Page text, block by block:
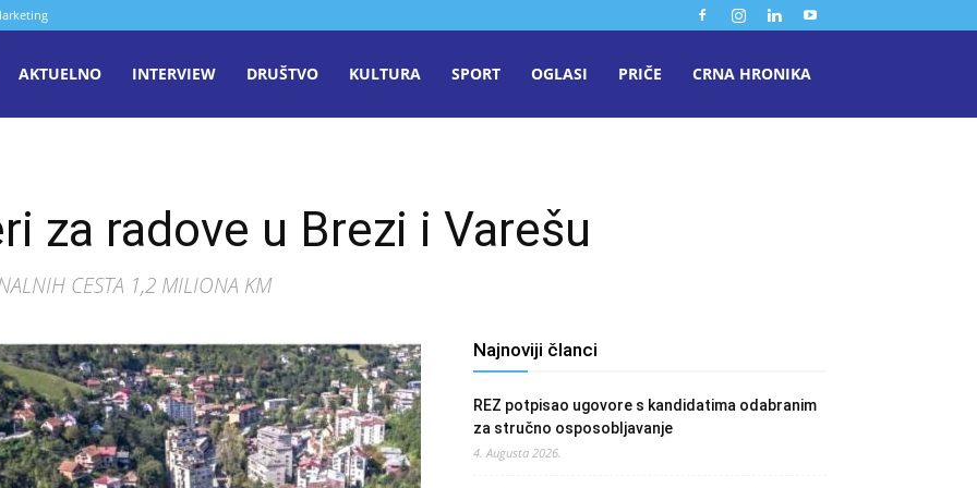
AKTUELNO INTERVIEW DRUŠTVO KULTURA SPORT OGLASI PRIČE CRNA HRONIKA
za radove u Brezi i Varešu
CESTA 1,2 MILIONA KM
Najnoviji članci
REZ potpisao ugovore s kandidatima odabranim
za stručno osposobljavanje
4. Augusta 2026.